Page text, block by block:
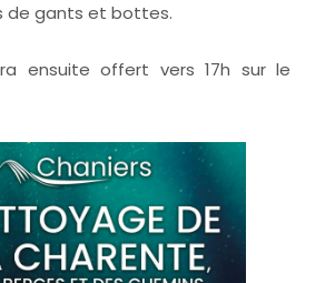
de gants et bottes.
ensuite offert vers 17h sur le